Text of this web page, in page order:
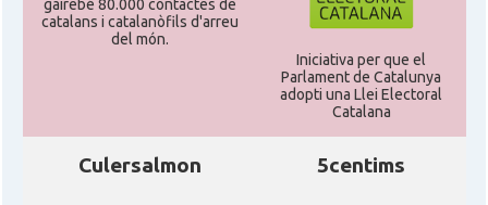
gairebé 80.000 contactes de
catalans i catalanòfils d'arreu
del món.
Iniciativa per que el
Parlament de Catalunya
adopti una Llei Electoral
Catalana
Culersalmon 5centims